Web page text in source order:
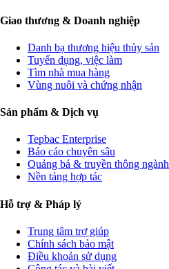
Giao thương & Doanh nghiệp
Danh bạ thương hiệu thủy sản
Tuyển dụng, việc làm
Tìm nhà mua hàng
Vùng nuôi và chứng nhận
Sản phẩm & Dịch vụ
Tepbac Enterprise
Báo cáo chuyên sâu
Quảng bá & truyền thông ngành
Nền tảng hợp tác
Hỗ trợ & Pháp lý
Trung tâm trợ giúp
Chính sách bảo mật
Điều khoản sử dụng